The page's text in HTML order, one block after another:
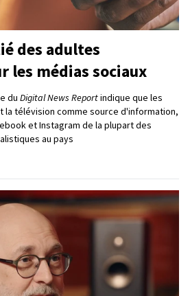
des adultes
les médias sociaux
du Digital News Reportindique que les
la télévision comme source d'information,
et Instagram de la plupart des
au pays